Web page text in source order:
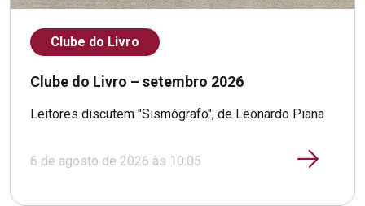
Clube do Livro
Clube do Livro – setembro 2026
Leitores discutem "Sismógrafo", de Leonardo Piana
6 de agosto de 2026 às 10:05